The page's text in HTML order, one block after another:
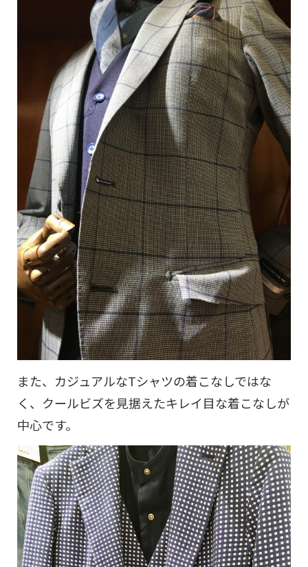
また、カジュアルなTシャツの着こなしではな
く、クールビズを見据えたキレイ目な着こなしが
中心です。